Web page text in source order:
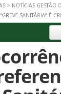
> NOTÍCIAS GESTÃO
SANITÁRIA” É